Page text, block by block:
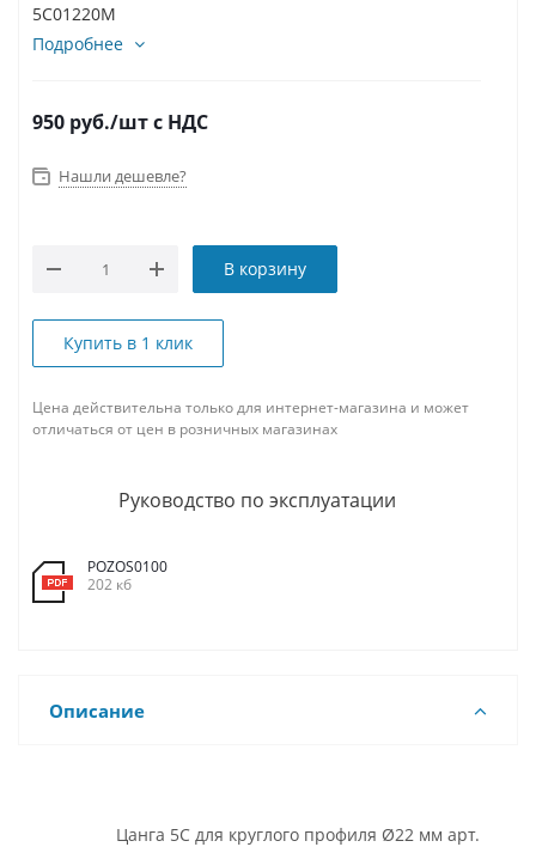
5C01220M
Подробнее
950 руб./штс НДС
Нашли дешевле?
В корзину
Купить в 1 клик
Цена действительна только для интернет-магазина и может
отличаться от цен в розничных магазинах
Руководство по эксплуатации
POZOS0100
202 кб
Описание
Цанга 5С для круглого профиля Ø22 мм арт.